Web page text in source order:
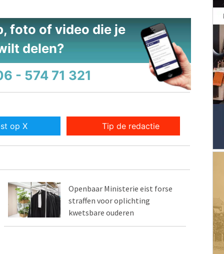
foto of video die je
delen?
- 574 71 321
op X Tip de redactie
Openbaar Ministerie eist forse
straffen voor oplichting
kwetsbare ouderen